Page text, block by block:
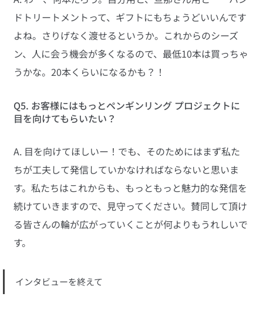
ドトリートメントって、ギフトにもちょうどいいんです
よね。さりげなく渡せるというか。これからのシーズ
ン、人に会う機会が多くなるので、最低10本は買っちゃ
うかな。20本くらいになるかも？！
Q5. お客様にはもっとペンギンリング プロジェクトに
目を向けてもらいたい？
A. 目を向けてほしいー！でも、そのためにはまず私た
ちが工夫して発信していかなければならないと思いま
す。私たちはこれからも、もっともっと魅力的な発信を
続けていきますので、見守ってください。賛同して頂け
る皆さんの輪が広がっていくことが何よりもうれしいで
す。
インタビューを終えて